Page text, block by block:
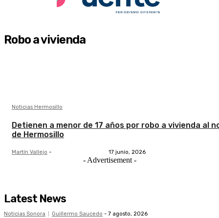
Robo a vivienda
Noticias Hermosillo
Detienen a menor de 17 años por robo a vivienda al
de Hermosillo
Martín Vallejo - 17 junio, 2026
- Advertisement -
Latest News
Noticias Sonora Guillermo Saucedo - 7 agosto, 2026